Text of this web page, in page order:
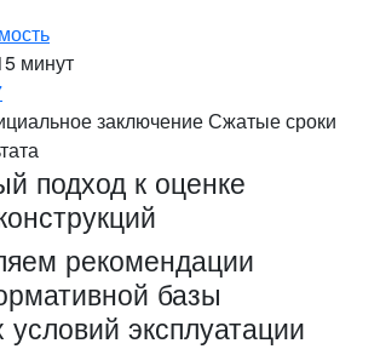
минут
заключениеСжатые сроки
подход к оценке
рекомендации
базы
эксплуатации